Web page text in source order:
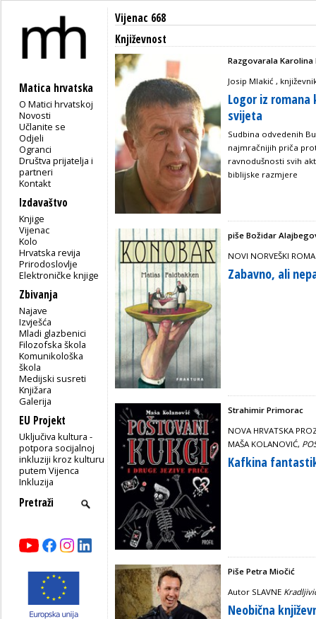
Matica hrvatska
O Matici hrvatskoj
Novosti
Učlanite se
Odjeli
Ogranci
Društva prijatelja i
partneri
Kontakt
Izdavaštvo
Knjige
Vijenac
Kolo
Hrvatska revija
Prirodoslovlje
Elektroničke knjige
Zbivanja
Najave
Izvješća
Mladi glazbenici
Filozofska škola
Komunikološka
škola
Medijski susreti
Knjižara
Galerija
EU Projekt
Uključiva kultura -
potpora socijalnoj
inkluziji kroz kulturu
putem Vijenca
Inkluzija
Vijenac 668
Književnost
Razgovarala Karolina
Josip Mlakić ,
Logor iz
svijeta
Sudbina odvedenih
najmračnijih priča
ravnodušnosti svih
biblijske razmjere
piše Božidar
NOVI NORVEŠKI
Zabavno, ali
Strahimir Primorac
NOVA HRVATSKA
MAŠA KOLANOVIĆ,
Kafkina
Piše Petra Miočić
Autor SLAVNE
Neobična